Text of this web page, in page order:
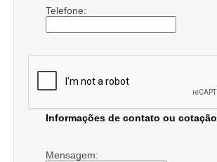
Telefone:
Informações de contato ou cotação
Mensagem: